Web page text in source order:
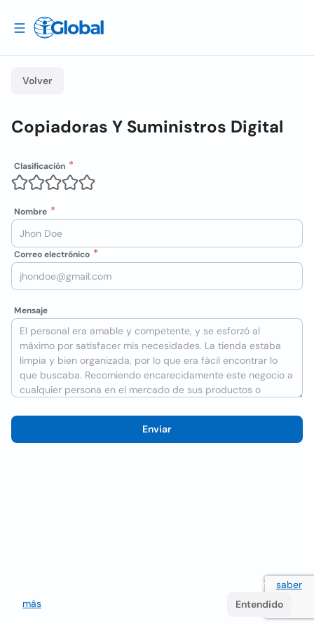
Volver
Copiadoras Y Suministros Digital
Clasificación
Nombre
Correo electrónico
Mensaje
Enviar
Utilizamos cookies para mejorar la experiencia del usuario saber
más
Entendido